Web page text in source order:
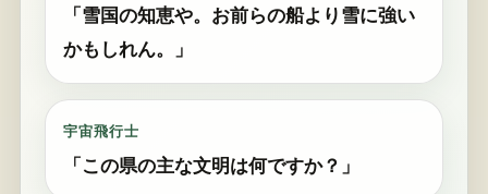
「雪国の知恵や。お前らの船より雪に強い
かもしれん。」
宇宙飛行士
「この県の主な文明は何ですか？」